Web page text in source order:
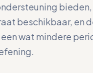
beschikbaar, en
wat mindere